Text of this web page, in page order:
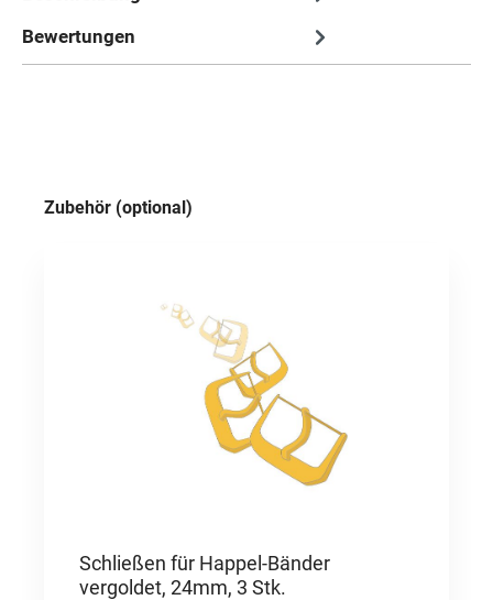
Bewertungen
Produktgalerie überspringen
Zubehör (optional)
Schließen für Happel-Bänder
vergoldet, 24mm, 3 Stk.